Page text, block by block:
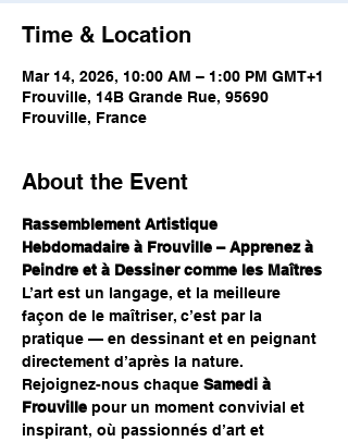
Time & Location
Mar 14, 2026, 10:00 AM – 1:00 PM GMT+1
Frouville, 14B Grande Rue, 95690
Frouville, France
About the Event
Rassemblement Artistique
Hebdomadaire à Frouville – Apprenez à
Peindre et à Dessiner comme les Maîtres
L’art est un langage, et la meilleure
façon de le maîtriser, c’est par la
pratique — en dessinant et en peignant
directement d’après la nature.
Rejoignez-nous chaque Samedi à
Frouville pour un moment convivial et
inspirant, où passionnés d’art et